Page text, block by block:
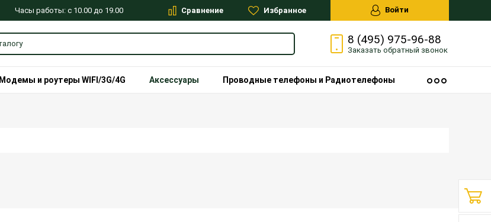
Часы работы: с 10.00 до 19.00 Сравнение Избранное Войти
8 (495) 975-96-88
Заказать обратный звонок
Модемы и роутеры WIFI/3G/4G Аксессуары Проводные телефоны и Радиотелефоны